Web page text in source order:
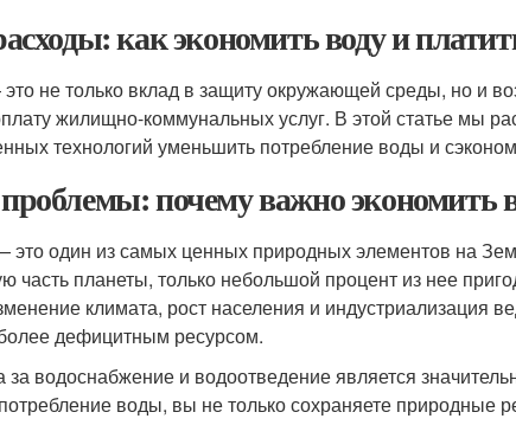
как экономить воду и
не только вклад в защиту окружающей среды, но и
жилищно-коммунальных услуг. В этой статье мы
технологий уменьшить потребление воды и
почему важно экономить
один из самых ценных природных элементов на
часть планеты, только небольшой процент из нее
климата, рост населения и индустриализация
дефицитным ресурсом.
за водоснабжение и водоотведение является
воды, вы не только сохраняете природные